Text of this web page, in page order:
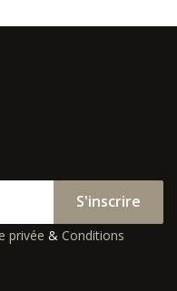
S'inscrire
privée & Conditions